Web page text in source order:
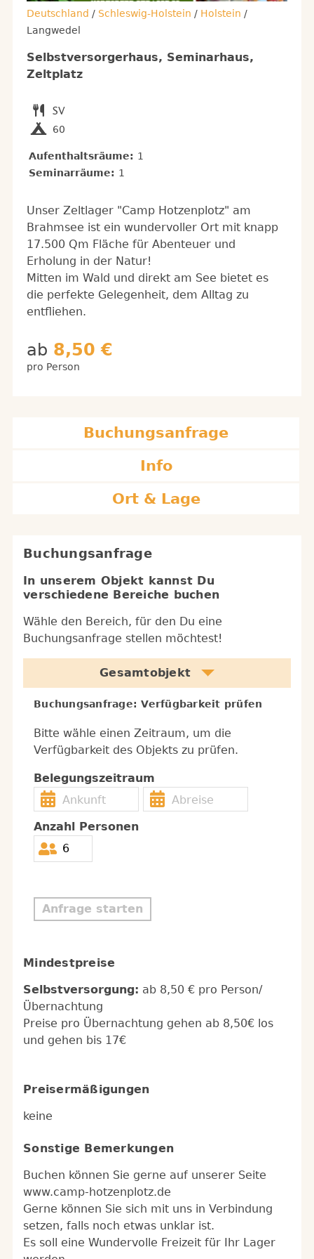
Deutschland / Schleswig-Holstein / Holstein /
Langwedel
Selbstversorgerhaus, Seminarhaus,
Zeltplatz
60
Aufenthaltsräume: 1
Seminarräume: 1
Unser Zeltlager "Camp Hotzenplotz" am
Brahmsee ist ein wundervoller Ort mit knapp
17.500 Qm Fläche für Abenteuer und
Erholung in der Natur!
Mitten im Wald und direkt am See bietet es
die perfekte Gelegenheit, dem Alltag zu
entfliehen.
ab 8,50 €
pro Person
Buchungsanfrage
Info
Ort & Lage
Buchungsanfrage
In unserem Objekt kannst Du
verschiedene Bereiche buchen
Wähle den Bereich, für den Du eine
Buchungsanfrage stellen möchtest!
Gesamtobjekt
Buchungsanfrage: Verfügbarkeit prüfen
Bitte wähle einen Zeitraum, um die
Verfügbarkeit des Objekts zu prüfen.
Belegungszeitraum
Anzahl Personen
Anfrage starten
Mindestpreise
Selbstversorgung: ab 8,50 € pro Person/
Übernachtung
Preise pro Übernachtung gehen ab 8,50€ los
und gehen bis 17€
Preisermäßigungen
keine
Sonstige Bemerkungen
Buchen können Sie gerne auf unserer Seite
www.camp-hotzenplotz.de
Gerne können Sie sich mit uns in Verbindung
setzen, falls noch etwas unklar ist.
Es soll eine Wundervolle Freizeit für Ihr Lager